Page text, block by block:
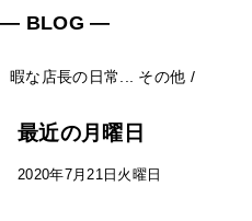
― BLOG ―
暇な店長の日常... その他 /
最近の月曜日
2020年7月21日火曜日